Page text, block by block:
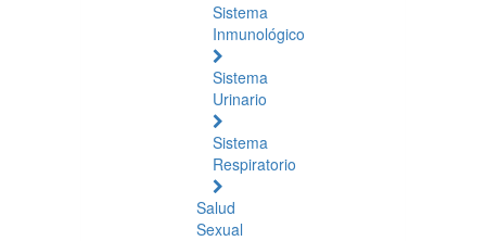
Sistema
Inmunológico
Sistema
Urinario
Sistema
Respiratorio
Salud
Sexual